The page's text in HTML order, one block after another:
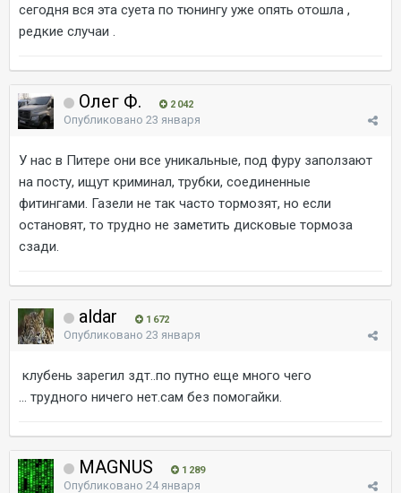
сегодня вся эта суета по тюнингу уже опять отошла ,
редкие случаи .
Олег Ф. 2 042
Опубликовано 23 января
У нас в Питере они все уникальные, под фуру заползают
на посту, ищут криминал, трубки, соединенные
фитингами. Газели не так часто тормозят, но если
остановят, то трудно не заметить дисковые тормоза
сзади.
aldar 1 672
Опубликовано 23 января
клубень зарегил здт..по путно еще много чего
... трудного ничего нет.сам без помогайки.
MAGNUS 1 289
Опубликовано 24 января